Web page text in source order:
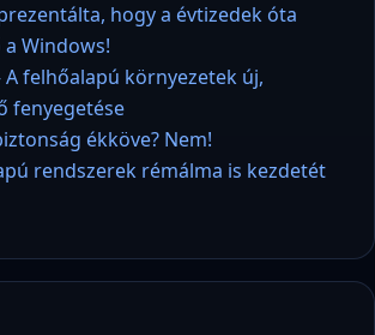
hogy a évtizedek óta
Windows!
A felhőalapú környezetek új,
fenyegetése
ékköve? Nem!
rendszerek rémálma is kezdetét